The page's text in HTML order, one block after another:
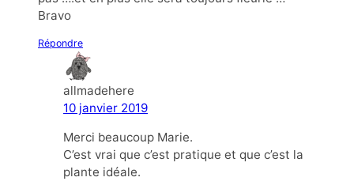
Bravo
Répondre
allmadehere
10 janvier 2019
Merci beaucoup Marie.
C’est vrai que c’est pratique et que c’est la
plante idéale.